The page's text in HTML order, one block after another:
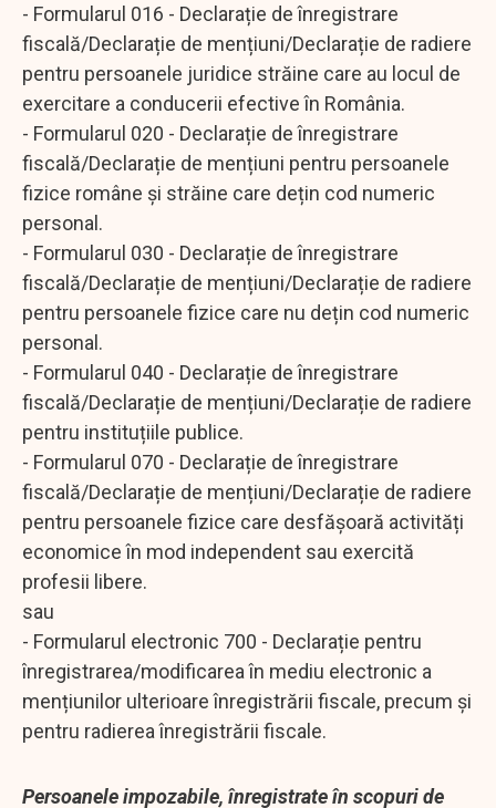
- Formularul 016 - Declarație de înregistrare
fiscală/Declarație de mențiuni/Declarație de radiere
pentru persoanele juridice străine care au locul de
exercitare a conducerii efective în România.
- Formularul 020 - Declarație de înregistrare
fiscală/Declarație de mențiuni pentru persoanele
fizice române și străine care dețin cod numeric
personal.
- Formularul 030 - Declarație de înregistrare
fiscală/Declarație de mențiuni/Declarație de radiere
pentru persoanele fizice care nu dețin cod numeric
personal.
- Formularul 040 - Declarație de înregistrare
fiscală/Declarație de mențiuni/Declarație de radiere
pentru instituțiile publice.
- Formularul 070 - Declarație de înregistrare
fiscală/Declarație de mențiuni/Declarație de radiere
pentru persoanele fizice care desfășoară activități
economice în mod independent sau exercită
profesii libere.
sau
- Formularul electronic 700 - Declarație pentru
înregistrarea/modificarea în mediu electronic a
mențiunilor ulterioare înregistrării fiscale, precum și
pentru radierea înregistrării fiscale.
Persoanele impozabile, înregistrate în scopuri de